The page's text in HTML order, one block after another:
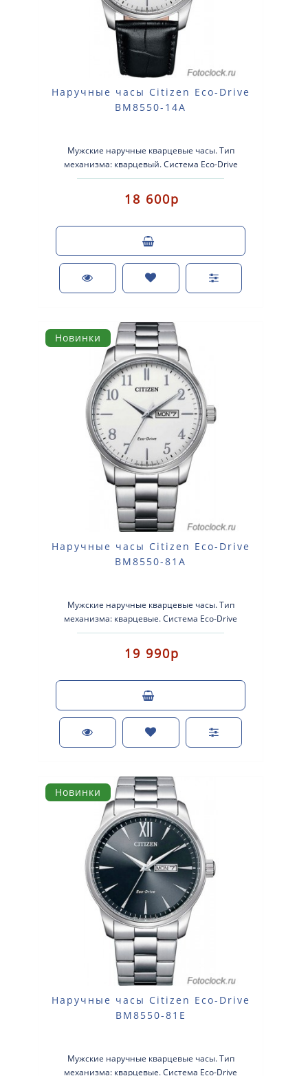
Наручные часы Citizen Eco-Drive
BM8550-14A
Мужские наручные кварцевые часы. Тип
механизма: кварцевый. Система Eco-Drive
(аккумулятор с питанием от световой энергии..
18 600р
Новинки
Наручные часы Citizen Eco-Drive
BM8550-81A
Мужские наручные кварцевые часы. Тип
механизма: кварцевые. Система Eco-Drive
(аккумулятор с питанием от свет..
19 990р
Новинки
Наручные часы Citizen Eco-Drive
BM8550-81E
Мужские наручные кварцевые часы. Тип
механизма: кварцевые. Система Eco-Drive